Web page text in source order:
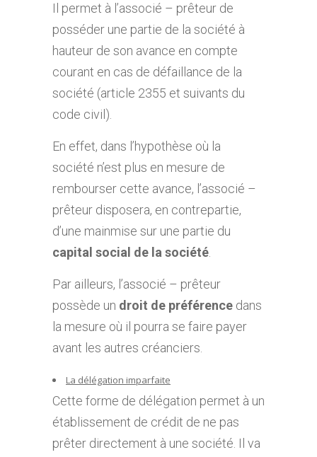
Il permet à l’associé – prêteur de
posséder une partie de la société à
hauteur de son avance en compte
courant en cas de défaillance de la
société (article 2355 et suivants du
code civil).
En effet, dans l’hypothèse où la
société n’est plus en mesure de
rembourser cette avance, l’associé –
prêteur disposera, en contrepartie,
d’une mainmise sur une partie du
capital social de la société
Par ailleurs, l’associé – prêteur
possède un droit de préférence dans
la mesure où il pourra se faire payer
avant les autres créanciers.
La délégation imparfaite
Cette forme de délégation permet à un
établissement de crédit de ne pas
prêter directement à une société. Il va